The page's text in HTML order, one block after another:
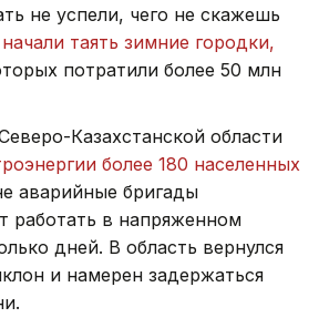
не успели, чего не скажешь
начали таять зимние городки,
потратили более 50 млн
Казахстанской области
более 180 населенных
аварийные бригады
работать в напряженном
дней. В область вернулся
и намерен задержаться